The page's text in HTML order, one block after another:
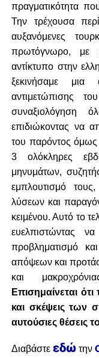
πραγματικότητα
Την τρέχουσα
αυξανόμενες
πρωτόγνωρο, με
αντίκτυπο στην
ξεκινήσαμε μια
αντιμετώπισης
συναξιολόγηση
επιδιώκοντας να
του παρόντος
3 ολόκληρες
μηνυμάτων,
εμπλουτισμό
λύσεων και
κειμένου. Αυτό το
ευελπιστώντας
προβληματισμό
απόψεων και
και
Επισημαίνεται
και σκέψεις των
αυτούσιες θέσεις
Διαβάστε εδώ την